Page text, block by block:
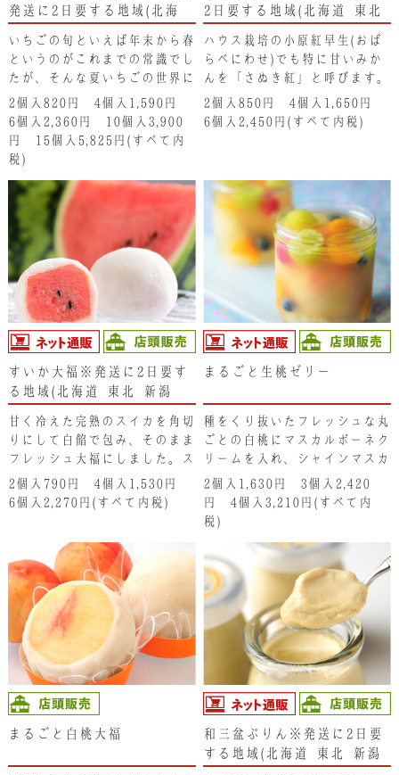
発送に2日要する地域(北海
注文不可となります。ご了承
ください。
いちごの旬といえば年末から春
というのがこれまでの常識でし
たが、そんな夏いちごの世界に
衝撃をもたらした北海道生まれ
の「夏端（なつみずき）」。豊
かな果汁が口中にほとばしりま
す。
2個入820円 4個入1,590円
6個入2,360円 10個入3,900
円 15個入5,825円(すべて内
税)
2日要する地域(北海道･東北･
となります。ご了承くださ
い。
ハウス栽培の小原紅早生(おば
らべにわせ)でも特に甘いみか
んを「さぬき紅」と呼びます。
夏限定の大福です。
2個入850円 4個入1,650円
6個入2,450円(すべて内税)
すいか大福※発送に2日要す
る地域(北海道･東北･新潟
ります。ご了承ください。
甘く冷えた完熟のスイカを角切
りにして白餡で包み、そのまま
フレッシュ大福にしました。ス
イカのしたたる果汁と大福の相
性は抜群で想像を越えた美味し
2個入790円 4個入1,530円
6個入2,270円(すべて内税)
まるごと生桃ゼリー
種をくり抜いたフレッシュな丸
ごとの白桃にマスカルポーネク
リームを入れ、シャインマスカ
ット、ブルーベリー、みかん、
チェリーと一緒に桃のゼリーに
仕上げています。柔らかな 丸
ネクリーム､さらにプルプルの
ゼリーといっぱいのフルーツ。
2個入1,630円 3個入2,420
円 4個入3,210円(すべて内
税)
まるごと白桃大福
和三盆ぷりん※発送に2日要
する地域(北海道･東北･新潟